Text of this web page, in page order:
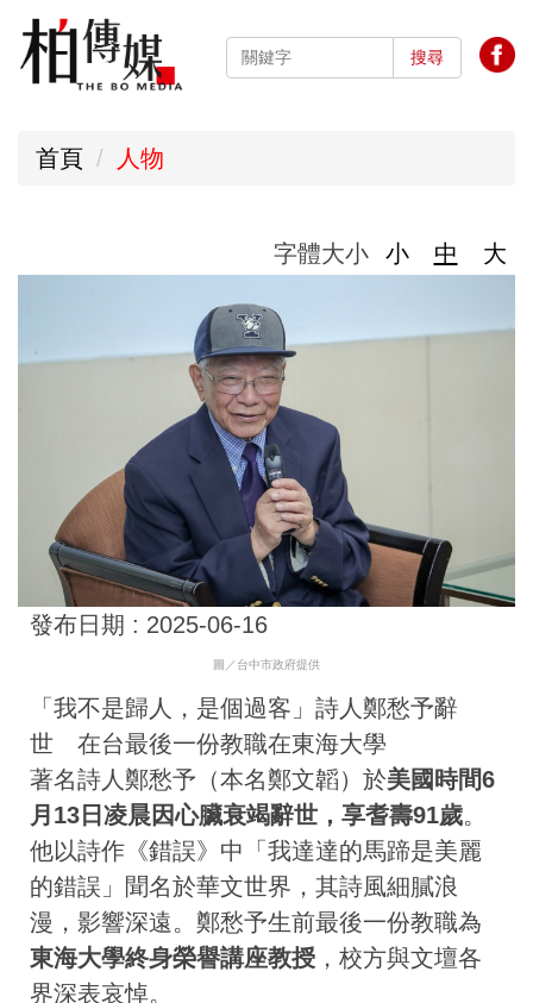
跳
到
搜尋
首頁 人物
字體大小 小 中 大
發布日期 : 2025-06-16
圖／台中市政府提供
「我不是歸人，是個過客」詩人鄭愁予辭
世 在台最後一份教職在東海大學
著名詩人鄭愁予（本名鄭文韜）於美國時間6
月13日凌晨因心臟衰竭辭世，享耆壽91歲。
他以詩作《錯誤》中「我達達的馬蹄是美麗
的錯誤」聞名於華文世界，其詩風細膩浪
漫，影響深遠。鄭愁予生前最後一份教職為
東海大學終身榮譽講座教授 ，校方與文壇各
界深表哀悼。